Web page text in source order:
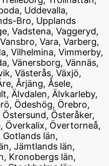
Uddevalla,
Bro, Upplands
Vadstena, Vaggeryd,
Vara, Varberg,
Vilhelmina, Vimmerby,
Vänersborg, Vännäs,
Västerås, Växjö,
Årjäng, Åsele,
Älvdalen, Älvkarleby,
Ödeshög, Örebro,
Österåker,
Överkalix, Övertorneå,
Gotlands län,
Jämtlands län,
Kronobergs län,